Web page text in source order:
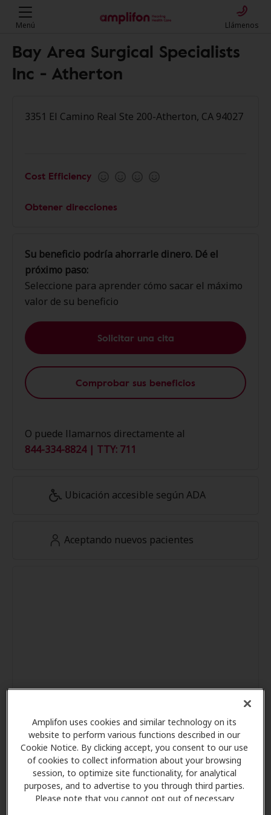
Amplifon uses cookies and similar technology on its
website to perform various functions described in our
Cookie Notice. By clicking accept, you consent to our use
of cookies to collect information about your browsing
session, to optimize site functionality, for analytical
purposes, and to advertise to you through third parties.
Please note that you cannot opt out of necessary
Menú Llámenos
Bay Area Surgical Specialists
Inc - Atherton
3351 El Camino Real Ste 200-Atherton, CA 94027
Cost Efficiency
Obtener direcciones
Su beneficio podría ahorrarle dinero. Dé el
próximo paso:
Seleccione para aprender cómo sacar el máximo
valor de su beneficio
Solicitar una cita
Comprobar sus beneficios
O puede llamarnos directamente al
844-334-8824 | TTY: 711
Ubicación accesible según ADA
Aceptando nuevos pacientes